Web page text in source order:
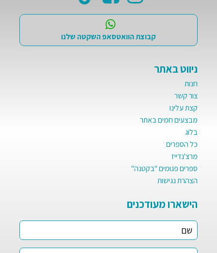
קבוצת הוואטסאפ השקטה שלנו
ניווט באתר
חנות
צור קשר
קצת עלינו
מבצעים חמים באתר
בלוג
כל הספרים
מרצ'נדייז
ספרים פגומים "בקטנה"
הצהרת נגישות
הישארו מעודכנים